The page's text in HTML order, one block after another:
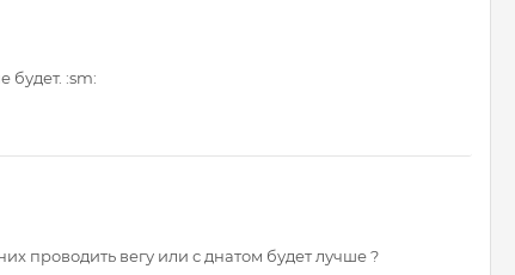
будет. :sm:
проводить вегу или с днатом будет лучше ?